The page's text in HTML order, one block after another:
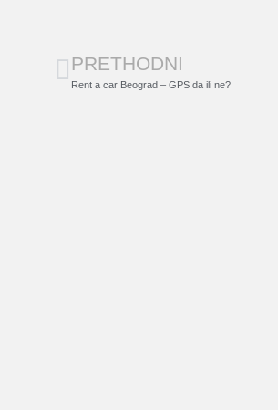
PRETHODNI
Rent a car Beograd – GPS da ili ne?